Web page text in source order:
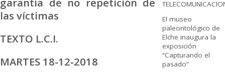
las víctimas
TEXTO L.C.I.
MARTES 18-12-2018
El museo
paleontológico de
Elche inaugura la
exposición
“Capturando el
pasado”